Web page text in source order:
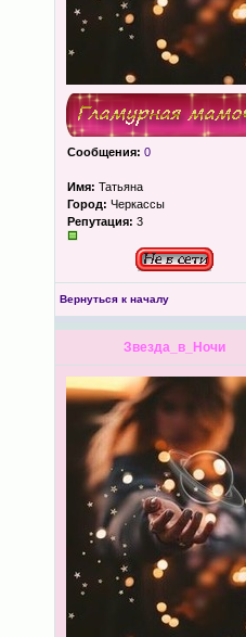
Сообщения: 0
Имя: Татьяна
Город: Черкассы
Репутация: 3
Вернуться к началу
Звезда_в_Ночи